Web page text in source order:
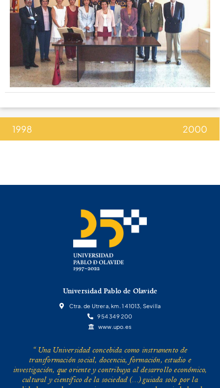
1998 2000
Universidad Pablo de Olavide
Ctra. de Utrera, km. 1 41013, Sevilla
954 349 200
www.upo.es
“ Una Universidad concebida como instrumento de
transformación social, docencia, formación, estudio e
investigación, que oriente y contribuya al desarrollo económico,
cultural y científico de la sociedad (…) guiada solo por la